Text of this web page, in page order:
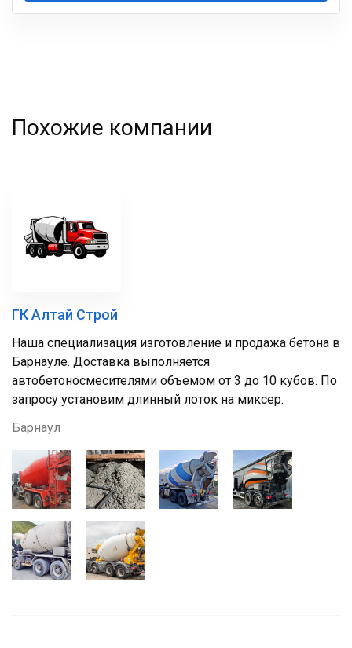
Ваша
Похожие компании
ГК Алтай Строй
Наша специализация изготовление и продажа бетона в
Барнауле. Доставка выполняется
автобетоносмесителями объемом от 3 до 10 кубов. По
запросу установим длинный лоток на миксер.
Барнаул